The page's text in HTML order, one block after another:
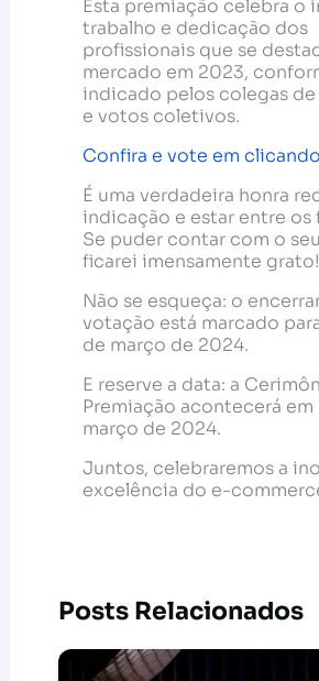
Esta premiação celebra o
trabalho e dedicação dos
profissionais que se
mercado em 2023,
indicado pelos colegas
e votos coletivos.
Confira e vote em
É uma verdadeira honra
indicação e estar entre os
Se puder contar com o
ficarei imensamente grato!
Não se esqueça: o
votação está marcado
de março de 2024.
E reserve a data: a
Premiação acontecerá em
março de 2024.
Juntos, celebraremos a
excelência do e-
Posts Relacionados